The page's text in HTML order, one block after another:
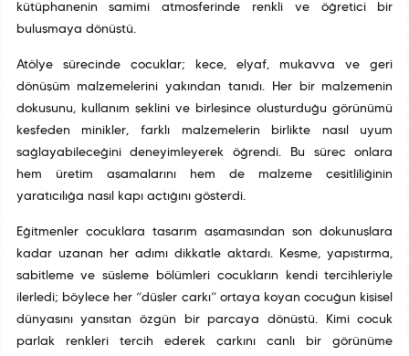
kütüphanenin samimi atmosferinde renkli ve öğretici bir
buluşmaya dönüştü.
Atölye sürecinde çocuklar; keçe, elyaf, mukavva ve geri
dönüşüm malzemelerini yakından tanıdı. Her bir malzemenin
dokusunu, kullanım şeklini ve birleşince oluşturduğu görünümü
keşfeden minikler, farklı malzemelerin birlikte nasıl uyum
sağlayabileceğini deneyimleyerek öğrendi. Bu süreç onlara
hem üretim aşamalarını hem de malzeme çeşitliliğinin
yaratıcılığa nasıl kapı açtığını gösterdi.
Eğitmenler çocuklara tasarım aşamasından son dokunuşlara
kadar uzanan her adımı dikkatle aktardı. Kesme, yapıştırma,
sabitleme ve süsleme bölümleri çocukların kendi tercihleriyle
ilerledi; böylece her “düşler çarkı” ortaya koyan çocuğun kişisel
dünyasını yansıtan özgün bir parçaya dönüştü. Kimi çocuk
parlak renkleri tercih ederek çarkını canlı bir görünüme